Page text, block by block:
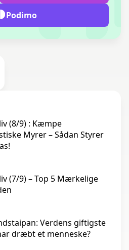
Podimo
(8/9) : Kæmpe
Myrer – Sådan Styrer
(7/9) – Top 5 Mærkelige
Verdens giftigste
dræbt et menneske?